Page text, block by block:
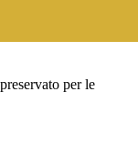
per le